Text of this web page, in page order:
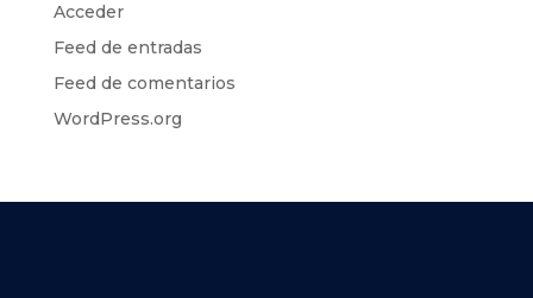
Acceder
Feed de entradas
Feed de comentarios
WordPress.org